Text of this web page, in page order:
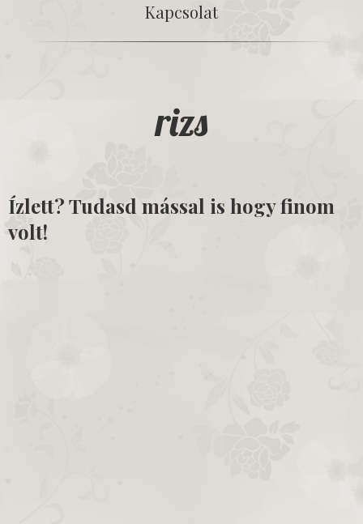
Kapcsolat
rizs
Ízlett? Tudasd mással is hogy finom
volt!